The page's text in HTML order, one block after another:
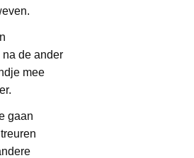
na de ander
mee
gaan